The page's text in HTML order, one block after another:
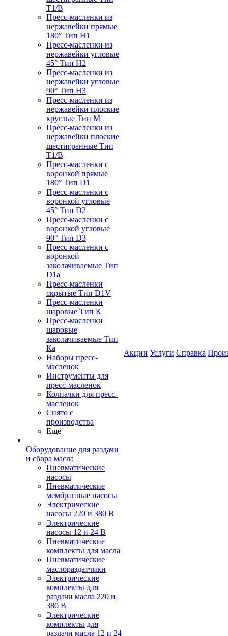
T1/B
Пресс-масленки из
нержавейки прямые
180° Тип H1
Пресс-масленки из
нержавейки угловые
45° Тип H2
Пресс-масленки из
нержавейки угловые
90° Тип H3
Пресс-масленки из
нержавейки плоские
круглые Тип M
Пресс-масленки из
нержавейки плоские
шестигранные Тип
T1/B
Пресс-масленки с
воронкой прямые
180° Тип D1
Пресс-масленки с
воронкой угловые
45° Тип D2
Пресс-масленки с
воронкой угловые
90° Тип D3
Пресс-масленки с
воронкой
заколачиваемые Тип
D1a
Пресс-масленки
скрытые Тип D1V
Пресс-масленки
шаровые Тип К
Пресс-масленки
шаровые
заколачиваемые Тип
Кa
Наборы пресс-
масленок
Инструменты для
пресс-масленок
Колпачки для пресс-
масленок
Снято с
производства
Ещё
Оборудование для раздачи
и сбора масла
Пневматические
насосы
Пневматические
мембранные насосы
Электрические
насосы 220 и 380 В
Электрические
насосы 12 и 24 В
Пневматические
комплекты для масла
Пневматические
маслораздатчики
Электрические
комплекты для
раздачи масла 220 и
380 В
Электрические
комплекты для
раздачи масла 12 и 24
Акции Услуги Справка